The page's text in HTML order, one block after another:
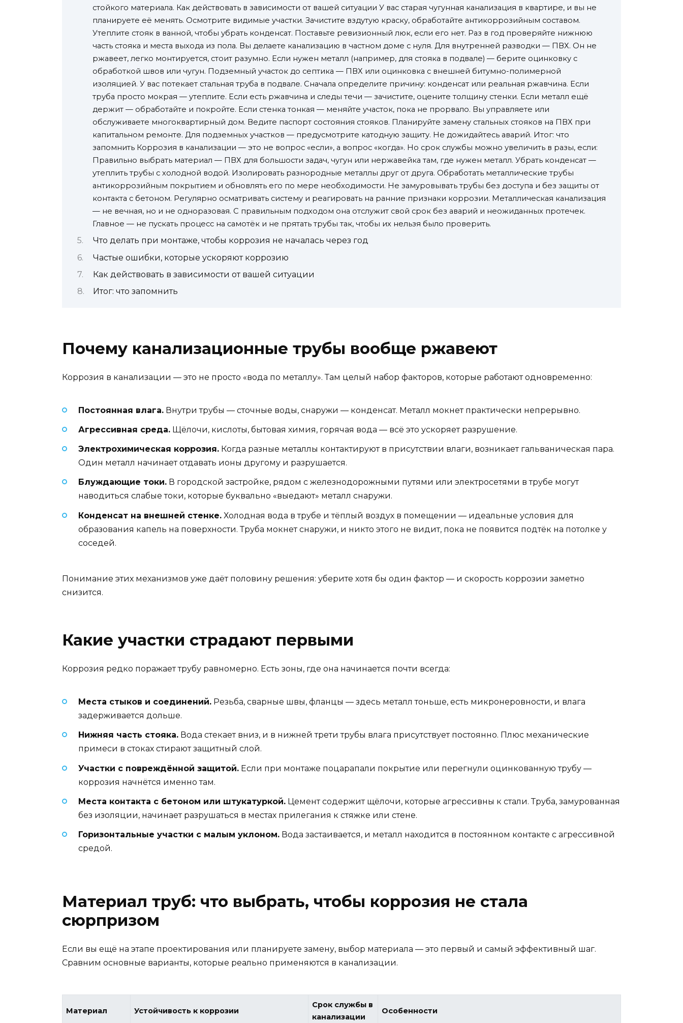
стойкого материала. Как действовать в зависимости от вашей ситуации У вас старая чугунная канализация в квартире, и вы не
планируете её менять. Осмотрите видимые участки. Зачистите вздутую краску, обработайте антикоррозийным составом.
Утеплите стояк в ванной, чтобы убрать конденсат. Поставьте ревизионный люк, если его нет. Раз в год проверяйте нижнюю
часть стояка и места выхода из пола. Вы делаете канализацию в частном доме с нуля. Для внутренней разводки — ПВХ. Он не
ржавеет, легко монтируется, стоит разумно. Если нужен металл (например, для стояка в подвале) — берите оцинковку с
обработкой швов или чугун. Подземный участок до септика — ПВХ или оцинковка с внешней битумно-полимерной
изоляцией. У вас потекает стальная труба в подвале. Сначала определите причину: конденсат или реальная ржавчина. Если
труба просто мокрая — утеплите. Если есть ржавчина и следы течи — зачистите, оцените толщину стенки. Если металл ещё
держит — обработайте и покройте. Если стенка тонкая — меняйте участок, пока не прорвало. Вы управляете или
обслуживаете многоквартирный дом. Ведите паспорт состояния стояков. Планируйте замену стальных стояков на ПВХ при
капитальном ремонте. Для подземных участков — предусмотрите катодную защиту. Не дожидайтесь аварий. Итог: что
запомнить Коррозия в канализации — это не вопрос «если», а вопрос «когда». Но срок службы можно увеличить в разы, если:
Правильно выбрать материал — ПВХ для большости задач, чугун или нержавейка там, где нужен металл. Убрать конденсат —
утеплить трубы с холодной водой. Изолировать разнородные металлы друг от друга. Обработать металлические трубы
антикоррозийным покрытием и обновлять его по мере необходимости. Не замуровывать трубы без доступа и без защиты от
контакта с бетоном. Регулярно осматривать систему и реагировать на ранние признаки коррозии. Металлическая канализация
— не вечная, но и не одноразовая. С правильным подходом она отслужит свой срок без аварий и неожиданных протечек.
Главное — не пускать процесс на самотёк и не прятать трубы так, чтобы их нельзя было проверить.
Что делать при монтаже, чтобы коррозия не началась через год
Частые ошибки, которые ускоряют коррозию
Как действовать в зависимости от вашей ситуации
Итог: что запомнить
Почему канализационные трубы вообще ржавеют
Коррозия в канализации — это не просто «вода по металлу». Там целый набор факторов, которые работают одновременно:
Постоянная влага. Внутри трубы — сточные воды, снаружи — конденсат. Металл мокнет практически непрерывно.
Агрессивная среда. Щёлочи, кислоты, бытовая химия, горячая вода — всё это ускоряет разрушение.
Электрохимическая коррозия. Когда разные металлы контактируют в присутствии влаги, возникает гальваническая пара.
Один металл начинает отдавать ионы другому и разрушается.
Блуждающие токи. В городской застройке, рядом с железнодорожными путями или электросетями в трубе могут
наводиться слабые токи, которые буквально «выедают» металл снаружи.
Конденсат на внешней стенке. Холодная вода в трубе и тёплый воздух в помещении — идеальные условия для
образования капель на поверхности. Труба мокнет снаружи, и никто этого не видит, пока не появится подтёк на потолке у
соседей.
Понимание этих механизмов уже даёт половину решения: уберите хотя бы один фактор — и скорость коррозии заметно
снизится.
Какие участки страдают первыми
Коррозия редко поражает трубу равномерно. Есть зоны, где она начинается почти всегда:
Места стыков и соединений. Резьба, сварные швы, фланцы — здесь металл тоньше, есть микронеровности, и влага
задерживается дольше.
Нижняя часть стояка. Вода стекает вниз, и в нижней трети трубы влага присутствует постоянно. Плюс механические
примеси в стоках стирают защитный слой.
Участки с повреждённой защитой. Если при монтаже поцарапали покрытие или перегнули оцинкованную трубу —
коррозия начнётся именно там.
Места контакта с бетоном или штукатуркой. Цемент содержит щёлочи, которые агрессивны к стали. Труба, замурованная
без изоляции, начинает разрушаться в местах прилегания к стяжке или стене.
Горизонтальные участки с малым уклоном. Вода застаивается, и металл находится в постоянном контакте с агрессивной
средой.
Материал труб: что выбрать, чтобы коррозия не стала
сюрпризом
Если вы ещё на этапе проектирования или планируете замену, выбор материала — это первый и самый эффективный шаг.
Сравним основные варианты, которые реально применяются в канализации.
Материал Устойчивость к коррозии
Срок службы в
канализации
Особенности